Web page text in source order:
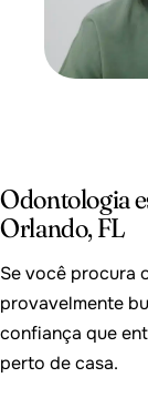
Odontologia
Orlando, FL
Se você procura
provavelmente
confiança que
perto de casa.